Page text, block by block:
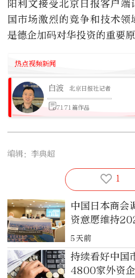
阳利文接受北京日报客户
国市场激烈的竞争和技术领
是德企加码对华投资的重要原
热点视频新闻
白波 北京日报社记者
7171篇作品
编辑：李典超
1
中国日本商会
资意愿维持
平
5天前
持续看好中国
4800家外资